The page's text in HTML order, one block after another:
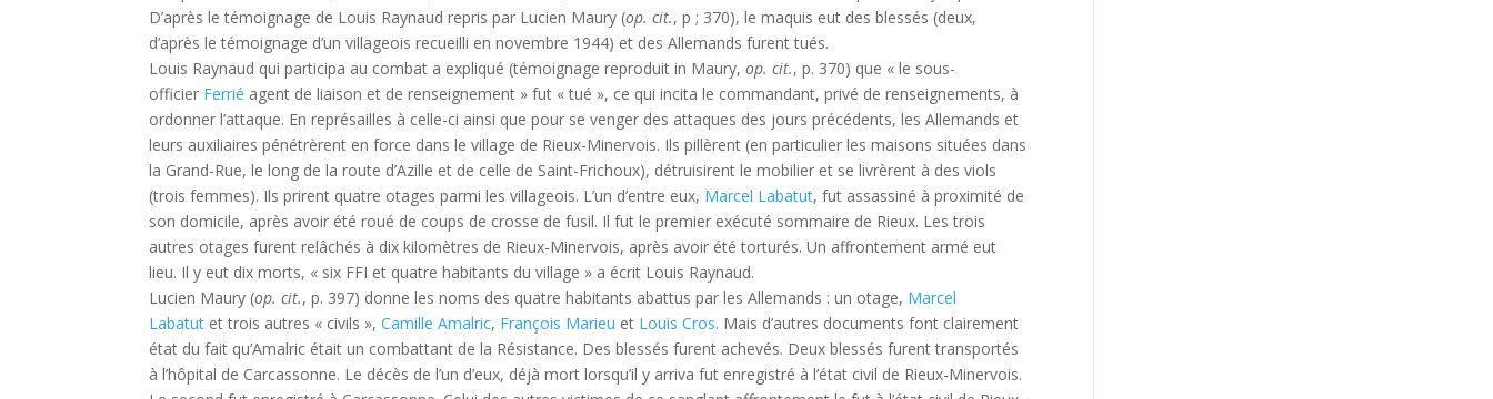
D’après le témoignage de Louis Raynaud repris par Lucien Maury (op. cit., p ; 370), le maquis eut des blessés (deux,
d’après le témoignage d’un villageois recueilli en novembre 1944) et des Allemands furent tués.
Louis Raynaud qui participa au combat a expliqué (témoignage reproduit in Maury,op. cit., p. 370) que « le sous-
officier Ferrié agent de liaison et de renseignement » fut « tué », ce qui incita le commandant, privé de renseignements, à
ordonner l’attaque. En représailles à celle-ci ainsi que pour se venger des attaques des jours précédents, les Allemands et
leurs auxiliaires pénétrèrent en force dans le village de Rieux-Minervois. Ils pillèrent (en particulier les maisons situées dans
la Grand-Rue, le long de la route d’Azille et de celle de Saint-Frichoux), détruisirent le mobilier et se livrèrent à des viols
(trois femmes). Ils prirent quatre otages parmi les villageois. L’un d’entre eux, Marcel Labatut, fut assassiné à proximité de
son domicile, après avoir été roué de coups de crosse de fusil. Il fut le premier exécuté sommaire de Rieux. Les trois
autres otages furent relâchés à dix kilomètres de Rieux-Minervois, après avoir été torturés. Un affrontement armé eut
lieu. Il y eut dix morts, « six FFI et quatre habitants du village » a écrit Louis Raynaud.
Lucien Maury (op. cit., p. 397) donne les noms des quatre habitants abattus par les Allemands : un otage, Marcel
Labatut et trois autres « civils »,Camille Amalric, François Marieu et Louis Cros. Mais d’autres documents font clairement
état du fait qu’Amalric était un combattant de la Résistance. Des blessés furent achevés. Deux blessés furent transportés
à l’hôpital de Carcassonne. Le décès de l’un d’eux, déjà mort lorsqu’il y arriva fut enregistré à l’état civil de Rieux-Minervois.